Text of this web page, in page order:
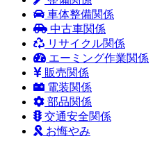
車体整備関係
中古車関係
リサイクル関係
エーミング作業関係
販売関係
電装関係
部品関係
交通安全関係
お悔やみ